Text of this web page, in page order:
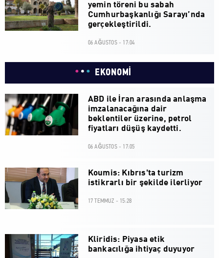
yemin töreni bu sabah
Cumhurbaşkanlığı Sarayı’nda
gerçekleştirildi.
06 AĞUSTOS - 17:04
EKONOMİ
ABD ile İran arasında anlaşma
imzalanacağına dair
beklentiler üzerine, petrol
fiyatları düşüş kaydetti.
06 AĞUSTOS - 17:05
Koumis: Kıbrıs'ta turizm
istikrarlı bir şekilde ilerliyor
17 TEMMUZ - 15:28
Kliridis: Piyasa etik
bankacılığa ihtiyaç duyuyor